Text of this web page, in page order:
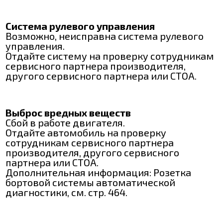
Система рулевого управления
Возможно, неисправна система рулевого
управления.
Отдайте систему на проверку сотрудникам
сервисного партнера производителя,
другого сервисного партнера или СТОА.
Выброс вредных веществ
Сбой в работе двигателя.
Отдайте автомобиль на проверку
сотрудникам сервисного партнера
производителя, другого сервисного
партнера или СТОА.
Дополнительная информация: Розетка
бортовой системы автоматической
диагностики, см. стр. 464.